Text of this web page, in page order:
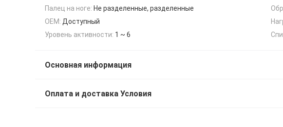
Палец на ноге: Не разделенные, разделенные
OEM: Доступный
Уровень активности: 1 ~ 6
Основная информация
Оплата и доставка Условия